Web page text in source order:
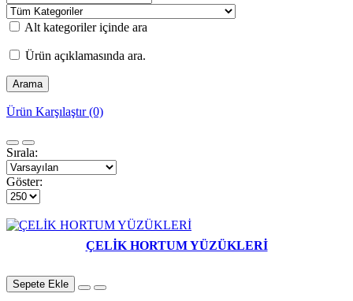
Alt kategoriler içinde ara
Ürün açıklamasında ara.
Ürün Karşılaştır (0)
Sırala:
Göster:
ÇELİK HORTUM YÜZÜKLERİ
Sepete Ekle